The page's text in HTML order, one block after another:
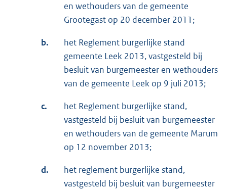
en wethouders van de gemeente
Grootegast op 20 december 2011;
b.
het Reglement burgerlijke stand
gemeente Leek 2013, vastgesteld bij
besluit van burgemeester en wethouders
van de gemeente Leek op 9 juli 2013;
c.
het Reglement burgerlijke stand,
vastgesteld bij besluit van burgemeester
en wethouders van de gemeente Marum
op 12 november 2013;
d.
het reglement burgerlijke stand,
vastgesteld bij besluit van burgemeester